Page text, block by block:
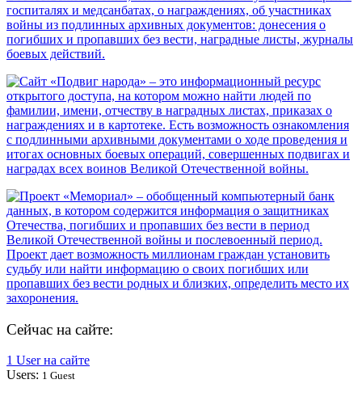
Сейчас на сайте:
1 User на сайте
Users: 1 Guest